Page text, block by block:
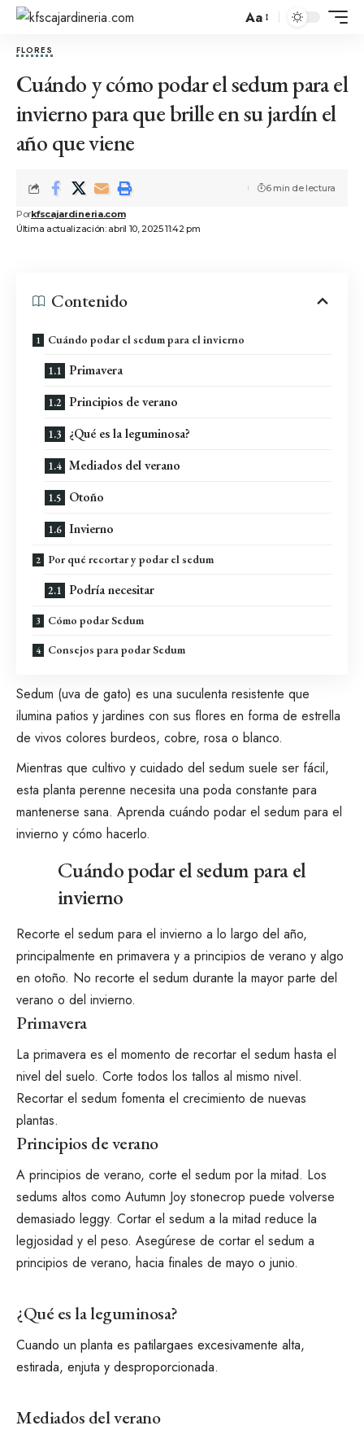
Aa
FLORES
Cuándo y cómo podar el sedum para el
invierno para que brille en su jardín el
año que viene
Última actualización: abril 10, 2025 11:42 pm
Porkfscajardineria.com
6 min de lectura
Contenido
Cuándo podar el sedum para el invierno
Primavera
Principios de verano
¿Qué es la leguminosa?
Mediados del verano
Otoño
Invierno
Por qué recortar y podar el sedum
Podría necesitar
Cómo podar Sedum
Consejos para podar Sedum
Sedum (uva de gato) es una suculenta resistente que
ilumina patios y jardines con sus flores en forma de estrella
de vivos colores burdeos, cobre, rosa o blanco.
Mientras que cultivo y cuidado del sedum suele ser fácil,
esta planta perenne necesita una poda constante para
mantenerse sana. Aprenda cuándo podar el sedum para el
invierno y cómo hacerlo.
Cuándo podar el sedum para el
invierno
Recorte el sedum para el invierno a lo largo del año,
principalmente en primavera y a principios de verano y algo
en otoño. No recorte el sedum durante la mayor parte del
verano o del invierno.
Primavera
La primavera es el momento de recortar el sedum hasta el
nivel del suelo. Corte todos los tallos al mismo nivel.
Recortar el sedum fomenta el crecimiento de nuevas
plantas.
Principios de verano
A principios de verano, corte el sedum por la mitad. Los
sedums altos como Autumn Joy stonecrop puede volverse
demasiado leggy. Cortar el sedum a la mitad reduce la
legjosidad y el peso. Asegúrese de cortar el sedum a
principios de verano, hacia finales de mayo o junio.
¿Qué es la leguminosa?
Cuando un planta es patilargaes excesivamente alta,
estirada, enjuta y desproporcionada.
Mediados del verano